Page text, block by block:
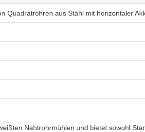
Quadratrohren aus Stahl mit horizontaler
Nahtrohrmühlen und bietet sowohl